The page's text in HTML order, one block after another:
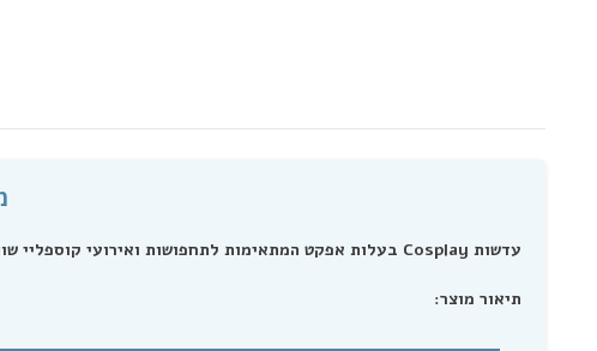
עדשות Cosplay בעלות אפקט המתאימות לתחפושות ואירועי קוספליי שונים.
תיאור מוצר: